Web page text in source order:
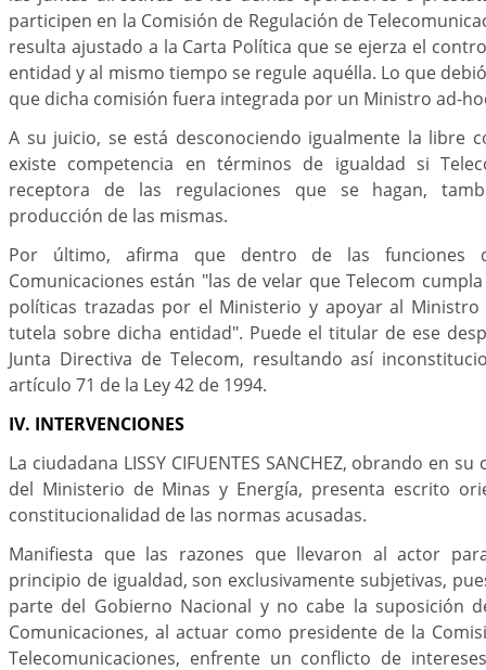
participen en la Comisión de Regulación de
resulta ajustado a la Carta Política que se ejerza el
entidad y al mismo tiempo se regule aquélla. Lo que
que dicha comisión fuera integrada por un Ministro ad-
A su juicio, se está desconociendo igualmente la libre
existe competencia en términos de igualdad si
receptora de las regulaciones que se hagan,
producción de las mismas.
Por último, afirma que dentro de las funciones
Comunicaciones están "las de velar que Telecom
políticas trazadas por el Ministerio y apoyar al
tutela sobre dicha entidad". Puede el titular de ese
Junta Directiva de Telecom, resultando así
artículo 71 de la Ley 42 de 1994.
IV. INTERVENCIONES
La ciudadana LISSY CIFUENTES SANCHEZ, obrando en
del Ministerio de Minas y Energía, presenta escrito
constitucionalidad de las normas acusadas.
Manifiesta que las razones que llevaron al actor
principio de igualdad, son exclusivamente subjetivas,
parte del Gobierno Nacional y no cabe la suposición
Comunicaciones, al actuar como presidente de la
Telecomunicaciones, enfrente un conflicto de